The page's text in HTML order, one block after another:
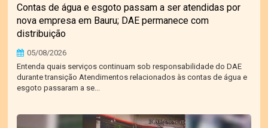
Contas de água e esgoto passam a ser atendidas por
nova empresa em Bauru; DAE permanece com
distribuição
05/08/2026
Entenda quais serviços continuam sob responsabilidade do DAE
durante transição Atendimentos relacionados às contas de água e
esgoto passaram a se...